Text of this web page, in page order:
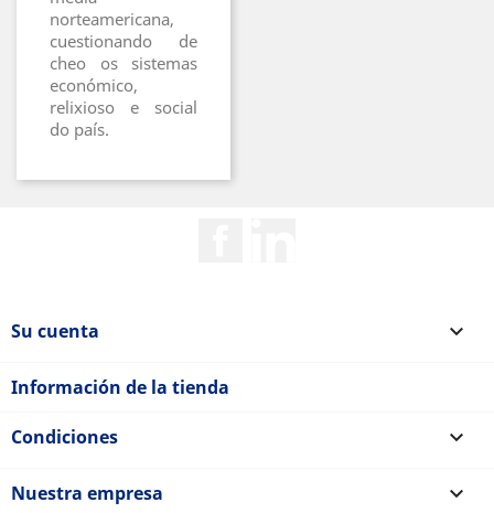
norteamericana,
cuestionando de
cheo os sistemas
económico,
relixioso e social
do país.
Su cuenta 
Información de la tienda
Condiciones 
Nuestra empresa 